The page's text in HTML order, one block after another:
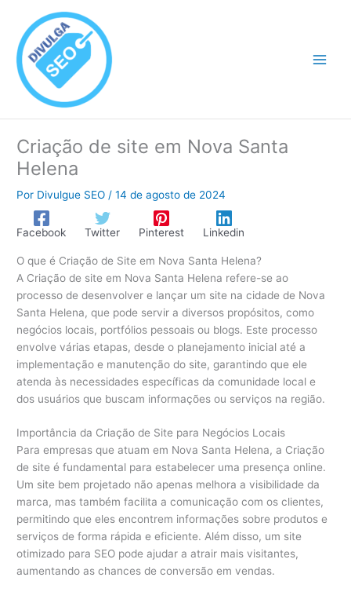
conteúdo
Criação de site em Nova Santa
Helena
Por Divulgue SEO /14 de agosto de 2024
Facebook Twitter Pinterest Linkedin
O que é Criação de Site em Nova Santa Helena?
A Criação de site em Nova Santa Helena refere-se ao
processo de desenvolver e lançar um site na cidade de Nova
Santa Helena, que pode servir a diversos propósitos, como
negócios locais, portfólios pessoais ou blogs. Este processo
envolve várias etapas, desde o planejamento inicial até a
implementação e manutenção do site, garantindo que ele
atenda às necessidades específicas da comunidade local e
dos usuários que buscam informações ou serviços na região.
Importância da Criação de Site para Negócios Locais
Para empresas que atuam em Nova Santa Helena, a Criação
de site é fundamental para estabelecer uma presença online.
Um site bem projetado não apenas melhora a visibilidade da
marca, mas também facilita a comunicação com os clientes,
permitindo que eles encontrem informações sobre produtos e
serviços de forma rápida e eficiente. Além disso, um site
otimizado para SEO pode ajudar a atrair mais visitantes,
aumentando as chances de conversão em vendas.